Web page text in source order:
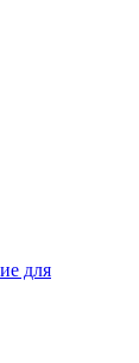
для